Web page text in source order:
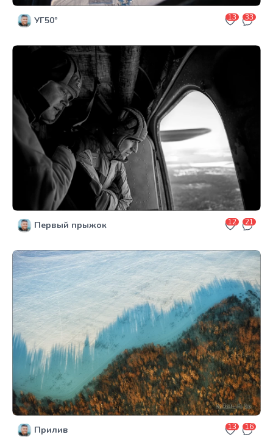
УГ50º 13 33
Первый прыжок 12 21
Прилив 13 16